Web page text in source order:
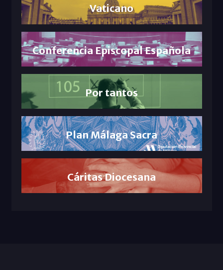
Vaticano
Conferencia Episcopal Española
Por tantos
Plan Málaga Sacra
Cáritas Diocesana